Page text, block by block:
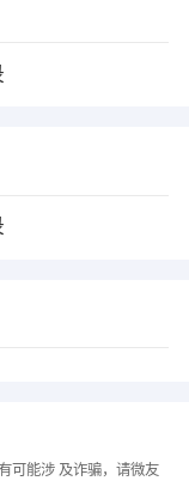
可能涉 及诈骗，请微友